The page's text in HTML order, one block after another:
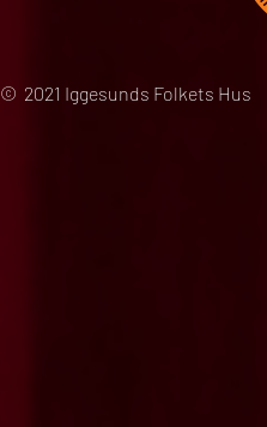
© 2021 Iggesunds Folkets